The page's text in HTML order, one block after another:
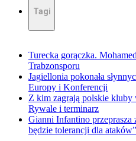
Tagi
Turecka gorączka.
Trabzonsporu
Jagiellonia pokonała
Europy i Konferencji
Z kim zagrają polskie kluby
Rywale i terminarz
Gianni Infantino przeprasza
będzie tolerancji dla ataków”